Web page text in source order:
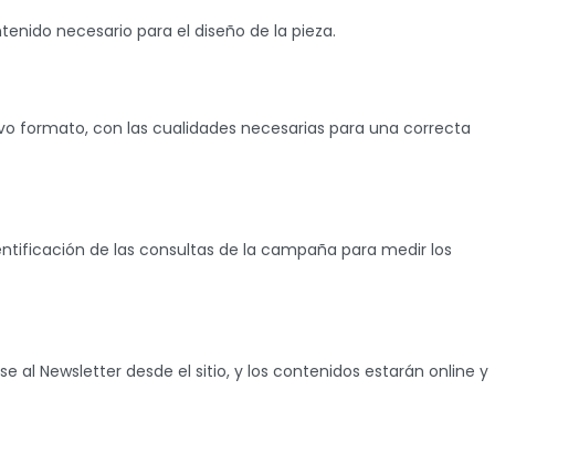
necesario para el diseño de la pieza.
formato, con las cualidades necesarias para una correcta
de las consultas de la campaña para medir los
al Newsletter desde el sitio, y los contenidos estarán online y